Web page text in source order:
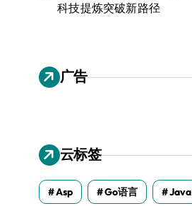
科技提炼突破新路径
广告
云标签
Asp Go语言 Java